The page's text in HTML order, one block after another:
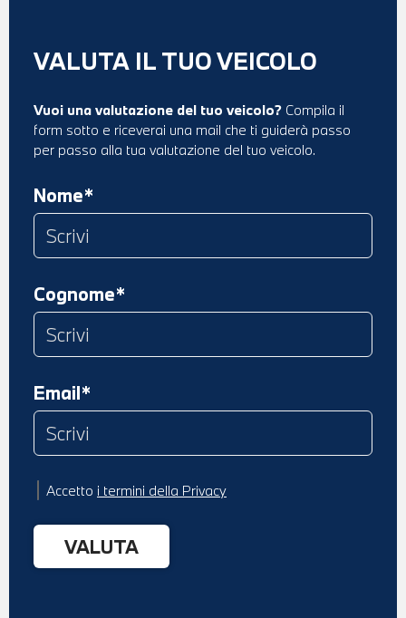
VALUTA IL TUO VEICOLO
Vuoi una valutazione del tuo veicolo? Compila il
form sotto e riceverai una mail che ti guiderà passo
per passo alla tua valutazione del tuo veicolo.
Nome*
Cognome*
Email*
Accetto i termini della Privacy